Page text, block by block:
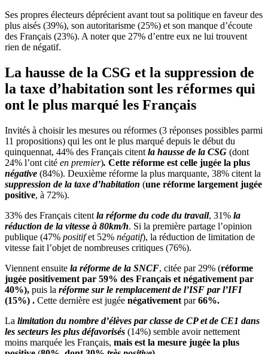
Ses propres électeurs déprécient avant tout sa politique en faveur des
plus aisés (39%), son autoritarisme (25%) et son manque d’écoute
des Français (23%). A noter que 27% d’entre eux ne lui trouvent
rien de négatif.
La hausse de la CSG et la suppression de
la taxe d’habitation sont les réformes qui
ont le plus marqué les Français
Invités à choisir les mesures ou réformes (3 réponses possibles parmi
11 propositions) qui les ont le plus marqué depuis le début du
quinquennat, 44% des Français citent la hausse de la CSG (dont
24% l’ont cité en premier). Cette réforme est celle jugée la plus
négative (84%). Deuxième réforme la plus marquante, 38% citent la
suppression de la taxe d’habitation (une réforme largement jugée
positive, à 72%).
33% des Français citent la réforme du code du travail, 31% la
réduction de la vitesse à 80km/h. Si la première partage l’opinion
publique (47% positifet 52% négatif), la réduction de limitation de
vitesse fait l’objet de nombreuses critiques (76%).
Viennent ensuite la réforme de la SNCF, citée par 29% (réforme
jugée positivement par 59% des Français et négativement par
40%), puis la réforme sur le remplacement de l’ISF par l’IFI
(15%) . Cette dernière est jugée négativement par66%.
La limitation du nombre d’élèves par classe de CP et de CE1 dans
les secteurs les plus défavorisés (14%) semble avoir nettement
moins marquée les Français, mais est la mesure jugée la plus